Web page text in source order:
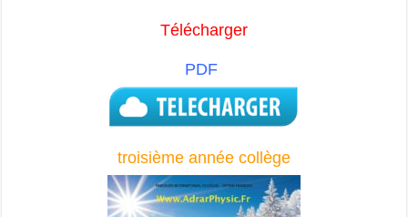
Télécharger
PDF
troisième année collège